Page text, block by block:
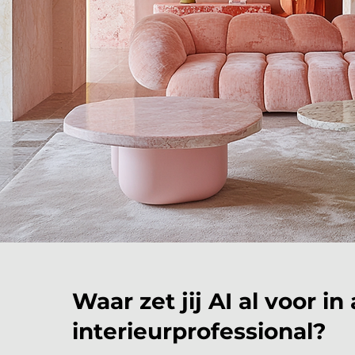
Waar zet jij AI al voor in
interieurprofessional?​